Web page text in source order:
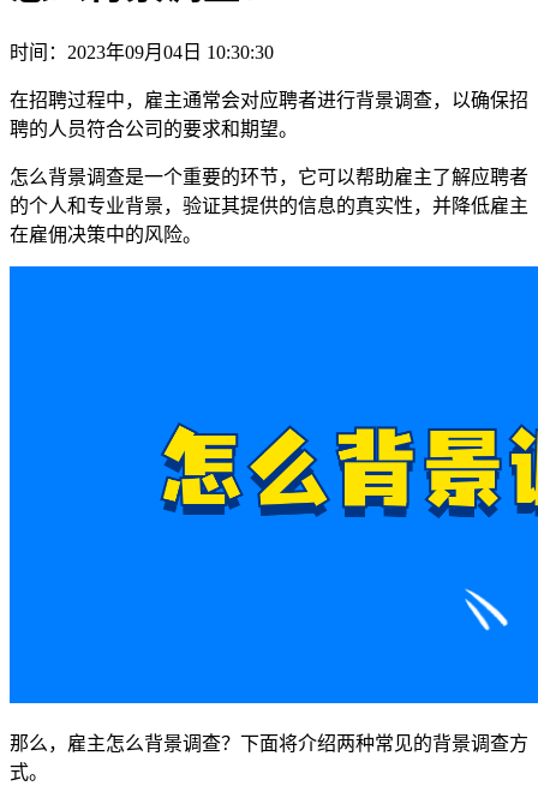
时间：2023年09月04日 10:30:30
在招聘过程中，雇主通常会对应聘者进行背景调查，以确保招
聘的人员符合公司的要求和期望。
怎么背景调查是一个重要的环节，它可以帮助雇主了解应聘者
的个人和专业背景，验证其提供的信息的真实性，并降低雇主
在雇佣决策中的风险。
那么，雇主怎么背景调查？下面将介绍两种常见的背景调查方
式。